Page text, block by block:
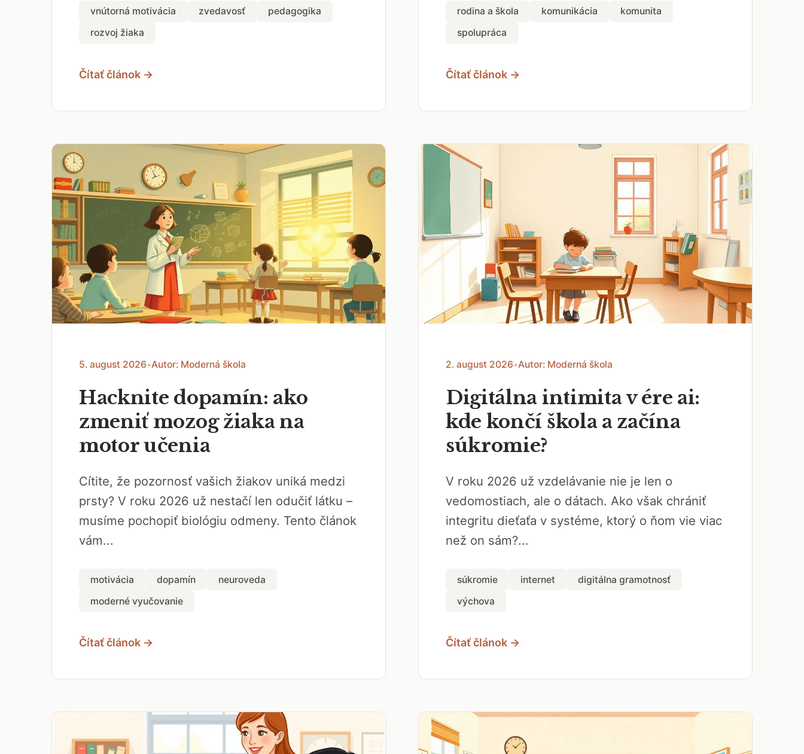
vnútorná motivácia zvedavosť
pedagogika
rozvoj žiaka
Čítať článok →
rodina a škola komunikácia
komunita
spolupráca
Čítať článok →
5. august 2026•Autor: Moderná škola
Hacknite dopamín: ako
zmeniť mozog žiaka na
motor učenia
Cítite, že pozornosť vašich žiakov uniká medzi
prsty? V roku 2026 už nestačí len odučiť látku –
musíme pochopiť biológiu odmeny. Tento článok
vám...
motivácia dopamín
neuroveda
moderné vyučovanie
Čítať článok →
2. august 2026•Autor: Moderná škola
Digitálna intimita v ére ai:
kde končí škola a začína
súkromie?
V roku 2026 už vzdelávanie nie je len o
vedomostiach, ale o dátach. Ako však chrániť
integritu dieťaťa v systéme, ktorý o ňom vie viac
než on sám?...
súkromie internet
digitálna gramotnosť
výchova
Čítať článok →